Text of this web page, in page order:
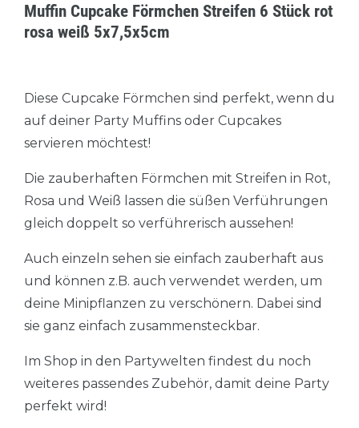
Muffin Cupcake Förmchen Streifen 6 Stück rot
rosa weiß 5x7,5x5cm
Diese Cupcake Förmchen sind perfekt, wenn du
auf deiner Party Muffins oder Cupcakes
servieren möchtest!
Die zauberhaften Förmchen mit Streifen in Rot,
Rosa und Weiß lassen die süßen Verführungen
gleich doppelt so verführerisch aussehen!
Auch einzeln sehen sie einfach zauberhaft aus
und können z.B. auch verwendet werden, um
deine Minipflanzen zu verschönern. Dabei sind
sie ganz einfach zusammensteckbar.
Im Shop in den Partywelten findest du noch
weiteres passendes Zubehör, damit deine Party
perfekt wird!